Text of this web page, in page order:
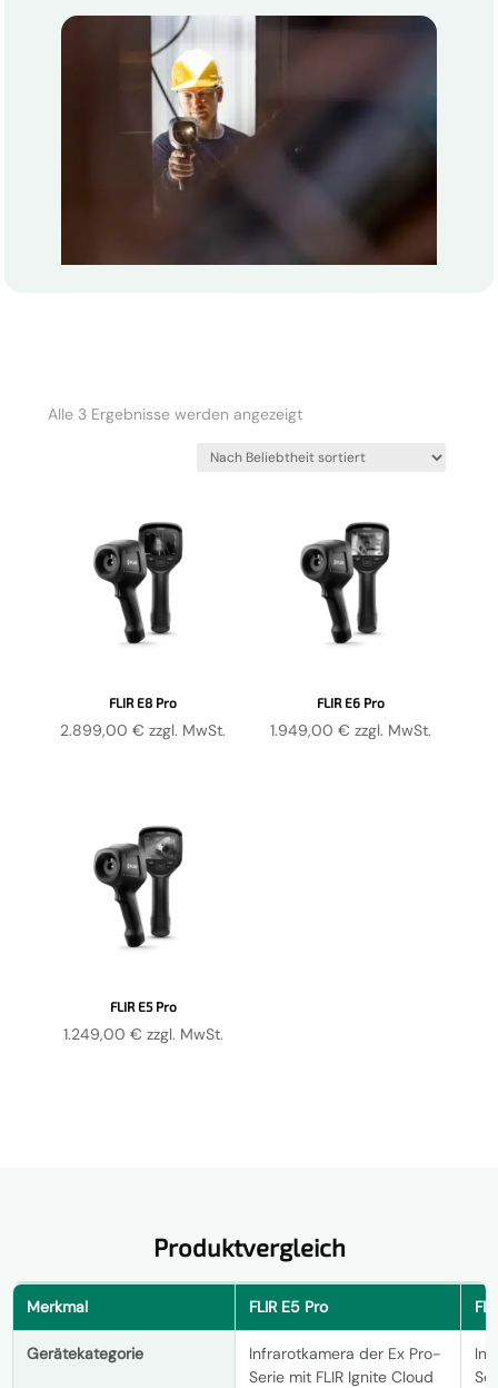
Alle 3 Ergebnisse werden angezeigtNach
sortiert
FLIR E8 Pro
2.899,00€ zzgl. MwSt.
FLIR E6 Pro
1.949,00 € zzgl. MwSt.
FLIR E5 Pro
1.249,00 € zzgl. MwSt.
Produktvergleich
Merkmal FLIR E5 Pro
Gerätekategorie
Infrarotkamera der Ex Pro-
Serie mit FLIR Ignite Cloud